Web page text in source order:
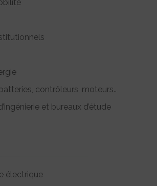
contrôleurs, moteurs..
et bureaux d’étude
électrique